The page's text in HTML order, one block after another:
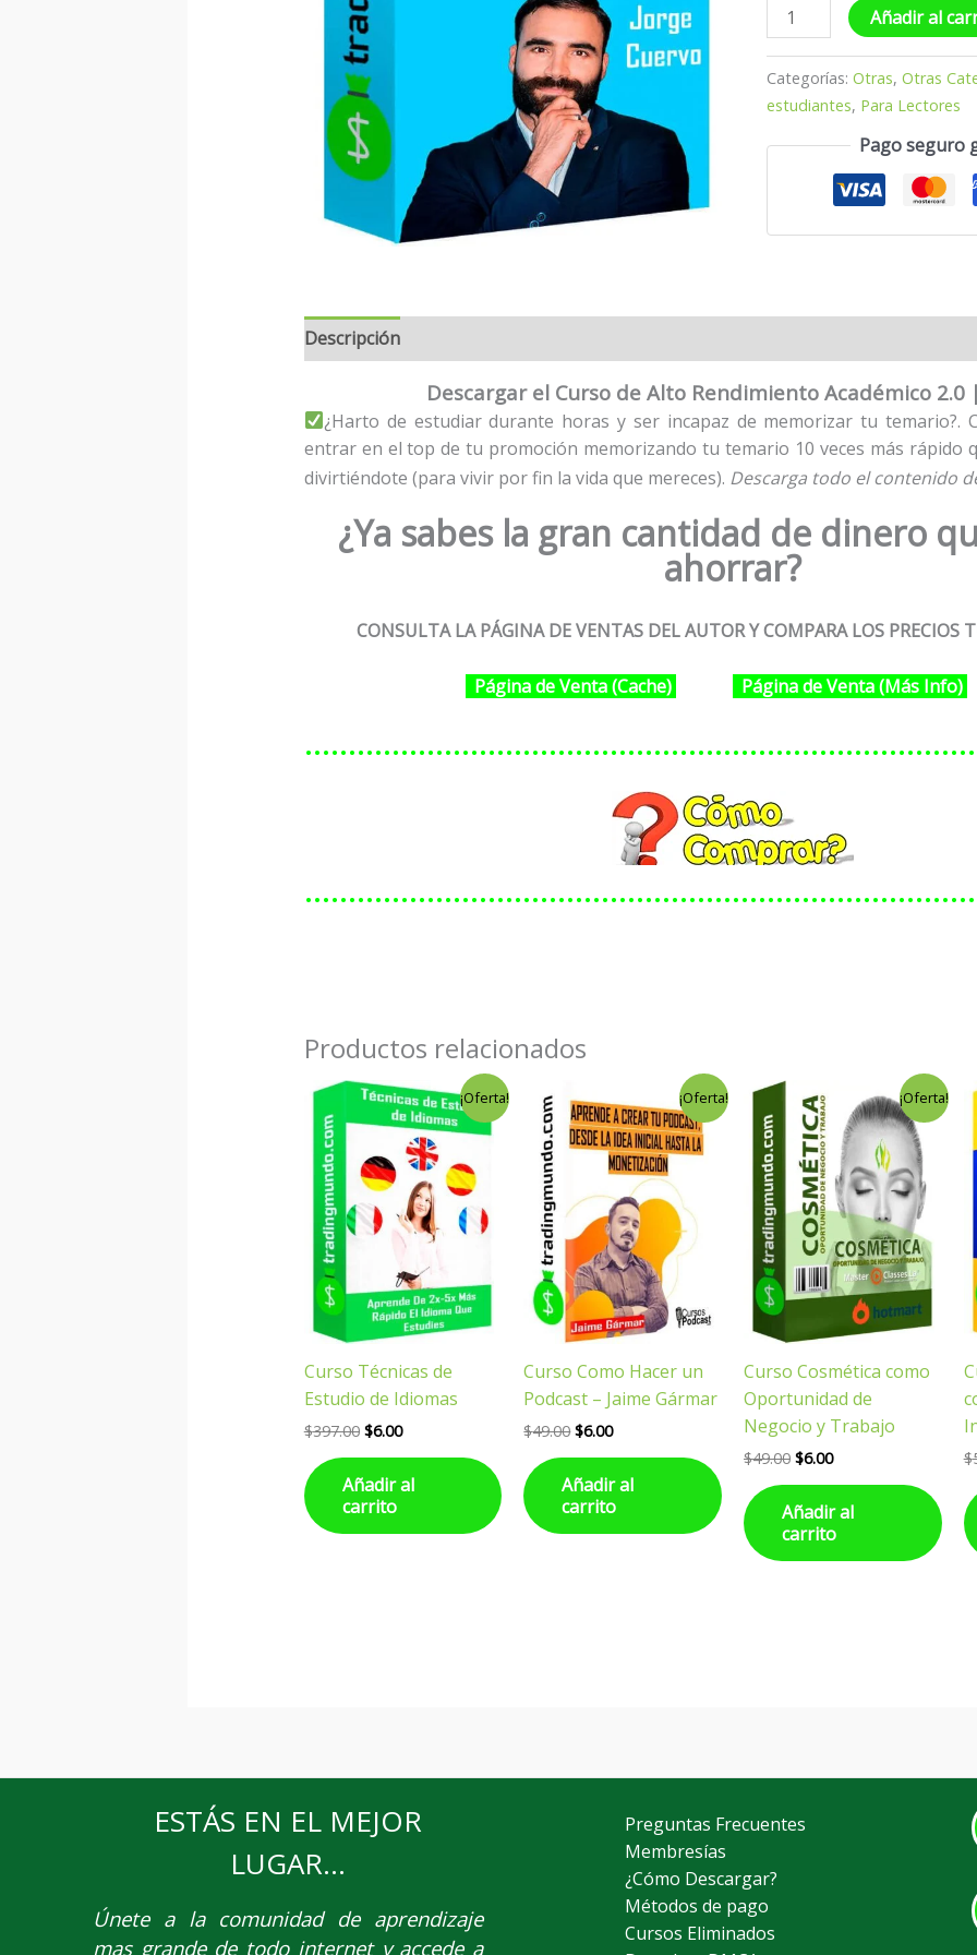
Añadir al
Categorías:Otras,Otras
estudiantes, Para Lectores
Pago seguro
Descripción
Descargar el Curso de Alto Rendimiento Académico 2.0
¿Harto de estudiar durante horas y ser incapaz de memorizar tu temario?.
entrar en el top de tu promoción memorizando tu temario 10 veces más rápido
divirtiéndote (para vivir por fin la vida que mereces). Descarga todo el contenido
¿Ya sabes la gran cantidad de dinero
ahorrar?
CONSULTA LA PÁGINA DE VENTAS DEL AUTOR Y COMPARA LOS PRECIOS
Página de Venta (Cache) Página de Venta (Más Info)
Productos relacionados
¡Oferta!
Curso Técnicas de
Estudio de Idiomas
$397.00
El
precio
original
$397.00.
$6.00
El
precio
actual
es:
$6.00.
Añadir al
carrito
¡Oferta!
Curso Como Hacer un
Podcast – Jaime Gármar
$49.00
precio
original
era:
$49.00.
$6.00
precio
actual
es:
$6.00.
Añadir al
carrito
¡Oferta!
Curso Cosmética como
Oportunidad de
Negocio y Trabajo
$49.00
precio
original
era:
$49.00.
$6.00
precio
actual
es:
$6.00.
Añadir al
carrito
$
ESTÁS EN EL MEJOR
LUGAR...
Únetea la comunidad de aprendizaje
mas grande de todo internet y accede a
Preguntas Frecuentes
Membresías
¿Cómo Descargar?
Métodos de pago
Cursos Eliminados